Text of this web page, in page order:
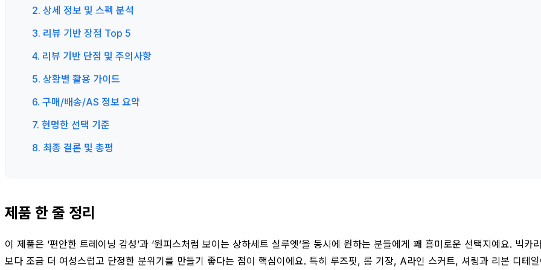
2. 상세 정보 및 스펙 분석
3. 리뷰 기반 장점 Top 5
4. 리뷰 기반 단점 및 주의사항
5. 상황별 활용 가이드
6. 구매/배송/AS 정보 요약
7. 현명한 선택 기준
8. 최종 결론 및 총평
제품 한 줄 정리
이 제품은 ‘편안한 트레이닝 감성’과 ‘원피스처럼 보이는 상하세트 실루엣’을 동시에 원하는 분들에게 꽤 흥미로운 선택지예요. 빅
보다 조금 더 여성스럽고 단정한 분위기를 만들기 좋다는 점이 핵심이에요. 특히 루즈핏, 롱 기장, A라인 스커트, 셔링과 리본 디테